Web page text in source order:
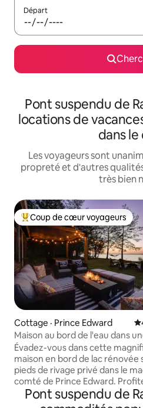
Départ
Pont suspendu de
locations de
dans le
Les voyageurs sont
propreté et d'autres
très bien
Coup de cœur voyageurs parmi
Coup de cœur voyageurs
Cottage · Prince Edward
Maison au bord de l'eau dans
vinicole avec SAUNA et
Évadez-vous dans cette
maison en bord de lac rénovée
pieds de rivage privé dans le
comté de Prince Edward.
notre nouveau sauna
notre spa et de notre douche
Pont suspendu de